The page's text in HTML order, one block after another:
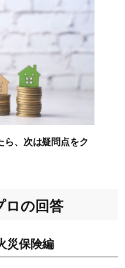
、次は疑問点をク
ロの回答
災保険編